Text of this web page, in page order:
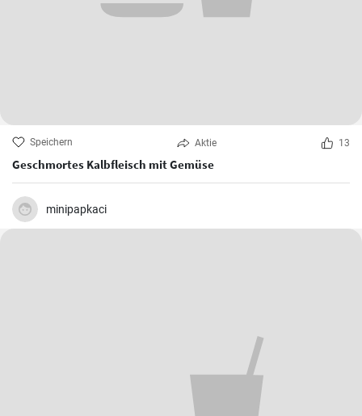
Speichern Aktie 13
Geschmortes Kalbfleisch mit Gemüse
minipapkaci